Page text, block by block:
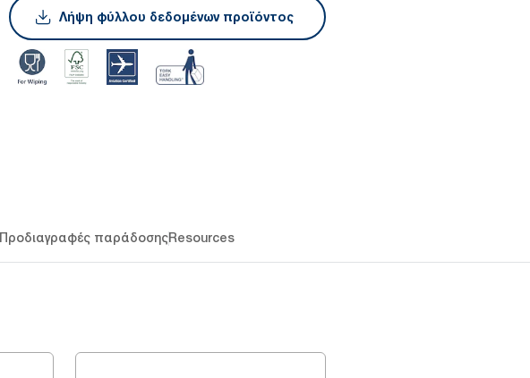
Λήψη φύλλου δεδομένων προϊόντος
Προδιαγραφές παράδοσηςResources